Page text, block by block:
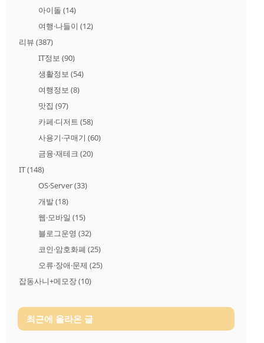
아이돌 (14)
여행·나들이 (12)
리뷰 (387)
IT정보 (90)
생활정보 (54)
여행정보 (8)
맛집 (97)
카페·디저트 (58)
사용기·구매기 (60)
금융·재테크 (20)
IT(148)
OS·Server(33)
개발(18)
웹·모바일 (15)
블로그운영 (32)
코인·암호화폐 (25)
오류·장애·문제 (25)
잡동사니+메모장(10)
최근에 올라온 글